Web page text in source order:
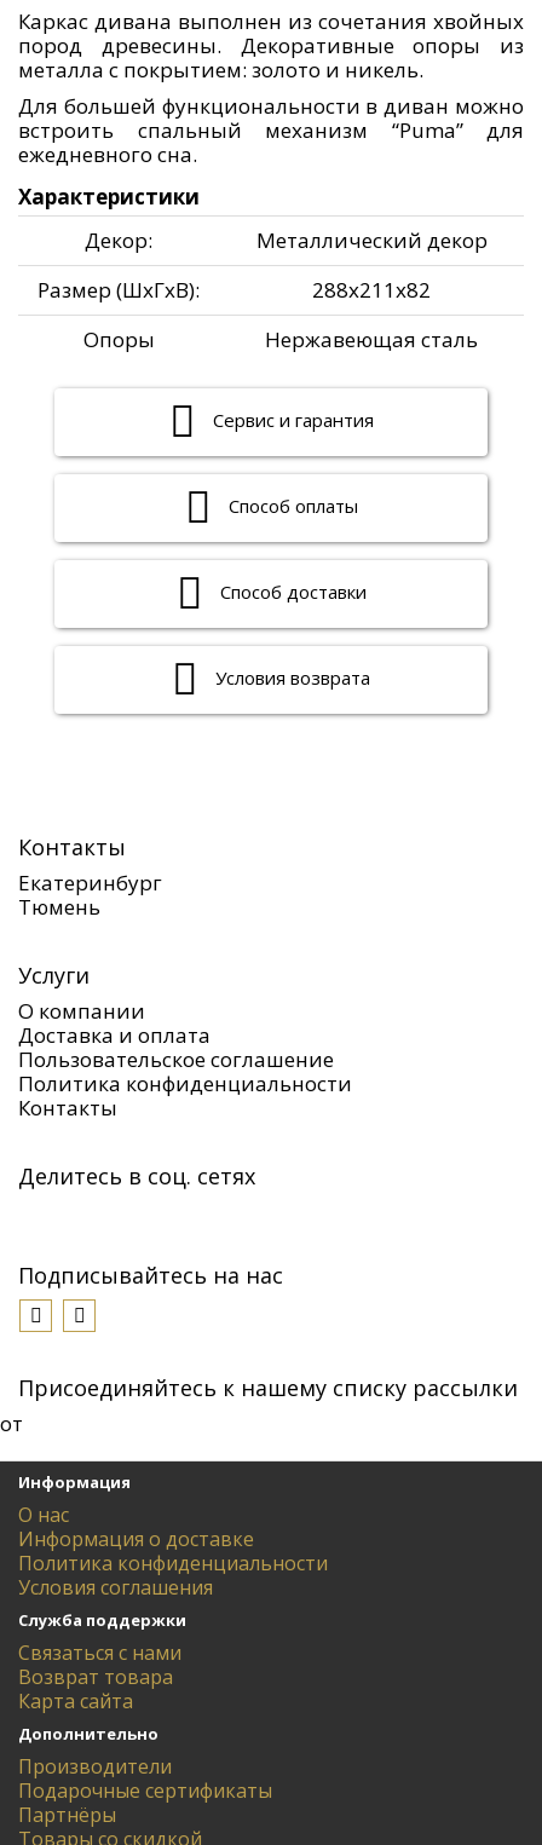
Каркас дивана выполнен из сочетания хвойных
пород древесины. Декоративные опоры из
металла с покрытием: золото и никель.
Для большей функциональности в диван можно
встроить спальный механизм “Puma” для
ежедневного сна.
Характеристики
Декор:
Металлический декор
Размер (ШxГxВ):
288x211x82
Опоры
Нержавеющая сталь
Сервис и гарантия
Способ оплаты
Способ доставки
Условия возврата
Контакты
Екатеринбург
Тюмень
Услуги
О компании
Доставка и оплата
Пользовательское соглашение
Политика конфиденциальности
Контакты
Делитесь в соц. сетях
Подписывайтесь на нас
Присоединяйтесь к нашему списку рассылки
от
Информация
О нас
Информация о доставке
Политика конфиденциальности
Условия соглашения
Служба поддержки
Связаться с нами
Возврат товара
Карта сайта
Дополнительно
Производители
Подарочные сертификаты
Партнёры
Товары со скидкой